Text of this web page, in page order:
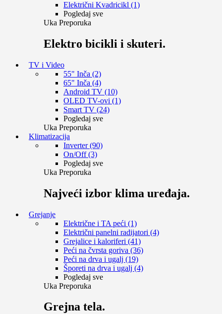
Električni Kvadricikl (1)
Pogledaj sve
Uka Preporuka
Elektro bicikli i skuteri.
TV i Video
55" Inča (2)
65" Inča (4)
Android TV (10)
OLED TV-ovi (1)
Smart TV (24)
Pogledaj sve
Uka Preporuka
Klimatizacija
Inverter (90)
On/Off (3)
Pogledaj sve
Uka Preporuka
Najveći izbor klima uređaja.
Grejanje
Električne i TA peći (1)
Električni panelni radijatori (4)
Grejalice i kaloriferi (41)
Peći na čvrsta goriva (36)
Peći na drva i ugalj (19)
Šporeti na drva i ugalj (4)
Pogledaj sve
Uka Preporuka
Grejna tela.